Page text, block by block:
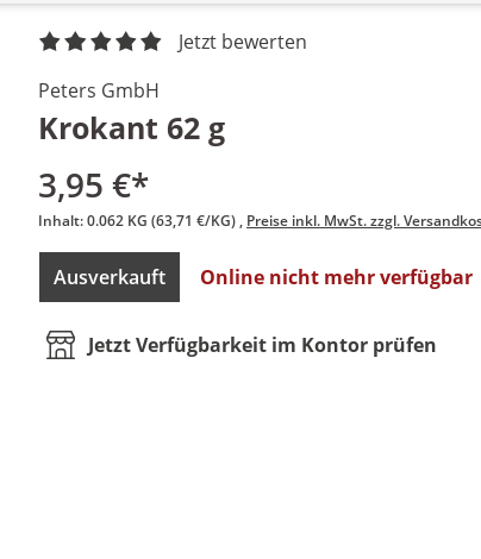
Jetzt bewerten
Peters GmbH
Krokant 62 g
3,95 €*
Inhalt:0.062 KG (63,71 €/KG) Preise inkl. MwSt. zzgl.
Ausverkauft Online nicht mehr verfügbar
Jetzt Verfügbarkeit im Kontor prüfen